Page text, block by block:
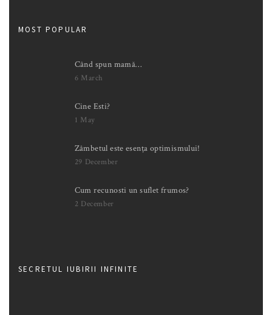
MOST POPULAR
Când spun mamă…
6 March
Cine Esti?
1 May
Zâmbetul este esența optimismului!
29 December
Cum recunosti un suflet frumos?
2 December
SECRETUL IUBIRII INFINITE